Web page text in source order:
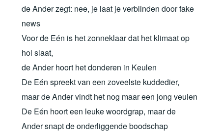
de Ander zegt: nee, je laat je verblinden door fake
news
Voor de Eén is het zonneklaar dat het klimaat op
hol slaat,
de Ander hoort het donderen in Keulen
De Eén spreekt van een zoveelste kuddedier,
maar de Ander vindt het nog maar een jong veulen
De Eén hoort een leuke woordgrap, maar de
Ander snapt de onderliggende boodschap